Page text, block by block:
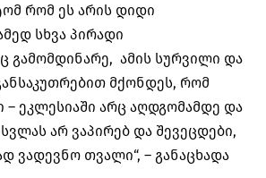
რომ ეს არის დიდი
სხვა პირადი
გამომდინარე, ამის სურვილი და
მქონდეს, რომ
– ეკლესიაში არც აღდგომამდე და
არ ვაპირებ და შევეცდები,
ვადევნო თვალი“, – განაცხადა